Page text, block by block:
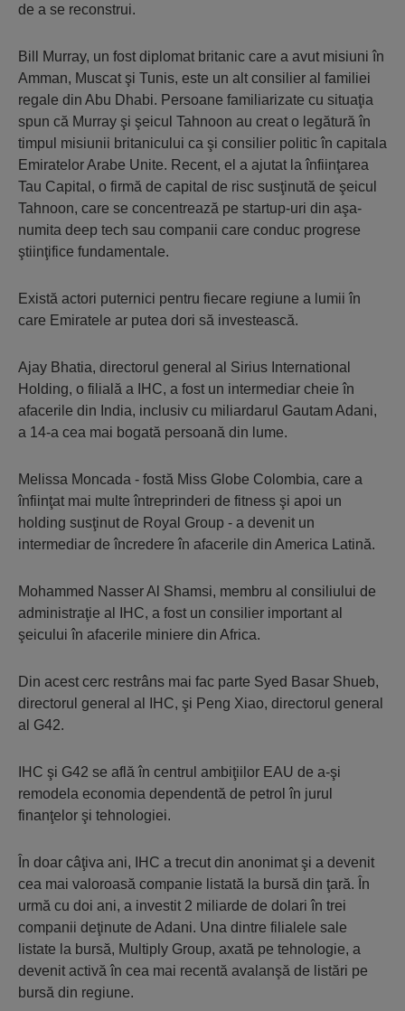
de a se reconstrui.
Bill Murray, un fost diplomat britanic care a avut misiuni în
Amman, Muscat şi Tunis, este un alt consilier al familiei
regale din Abu Dhabi. Persoane familiarizate cu situaţia
spun că Murray şi şeicul Tahnoon au creat o legătură în
timpul misiunii britanicului ca şi consilier politic în capitala
Emiratelor Arabe Unite. Recent, el a ajutat la înfiinţarea
Tau Capital, o firmă de capital de risc susţinută de şeicul
Tahnoon, care se concentrează pe startup-uri din aşa-
numita deep tech sau companii care conduc progrese
ştiinţifice fundamentale.
Există actori puternici pentru fiecare regiune a lumii în
care Emiratele ar putea dori să investească.
Ajay Bhatia, directorul general al Sirius International
Holding, o filială a IHC, a fost un intermediar cheie în
afacerile din India, inclusiv cu miliardarul Gautam Adani,
a 14-a cea mai bogată persoană din lume.
Melissa Moncada - fostă Miss Globe Colombia, care a
înfiinţat mai multe întreprinderi de fitness şi apoi un
holding susţinut de Royal Group - a devenit un
intermediar de încredere în afacerile din America Latină.
Mohammed Nasser Al Shamsi, membru al consiliului de
administraţie al IHC, a fost un consilier important al
şeicului în afacerile miniere din Africa.
Din acest cerc restrâns mai fac parte Syed Basar Shueb,
directorul general al IHC, şi Peng Xiao, directorul general
al G42.
IHC şi G42 se află în centrul ambiţiilor EAU de a-şi
remodela economia dependentă de petrol în jurul
finanţelor şi tehnologiei.
În doar câţiva ani, IHC a trecut din anonimat şi a devenit
cea mai valoroasă companie listată la bursă din ţară. În
urmă cu doi ani, a investit 2 miliarde de dolari în trei
companii deţinute de Adani. Una dintre filialele sale
listate la bursă, Multiply Group, axată pe tehnologie, a
devenit activă în cea mai recentă avalanşă de listări pe
bursă din regiune.